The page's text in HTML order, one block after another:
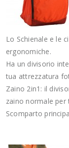
Lo Schienale e le
ergonomiche.
Ha un divisorio
tua attrezzatura
Zaino 2in1: il
zaino normale per
Scomparto